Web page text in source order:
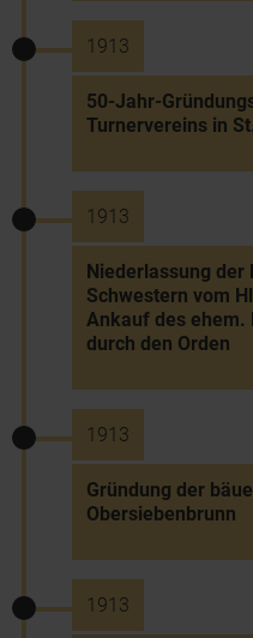
1913
50-Jahr-
Turnervereins in
1913
Niederlassung der
Schwestern vom
Ankauf des ehem.
durch den Orden
1913
Gründung der
Obersiebenbrunn
1913